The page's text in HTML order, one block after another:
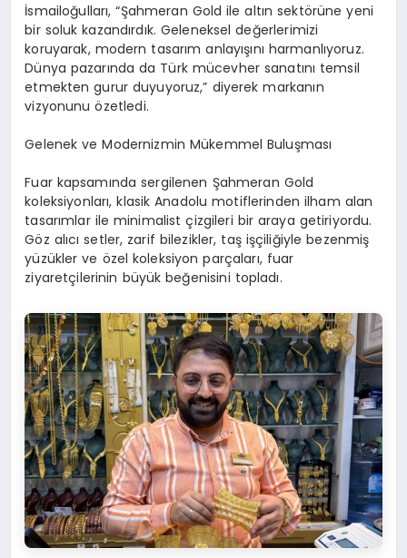
İsmailoğulları, “Şahmeran Gold ile altın sektörüne yeni
bir soluk kazandırdık. Geleneksel değerlerimizi
koruyarak, modern tasarım anlayışını harmanlıyoruz.
Dünya pazarında da Türk mücevher sanatını temsil
etmekten gurur duyuyoruz,” diyerek markanın
vizyonunu özetledi.
Gelenek ve Modernizmin Mükemmel Buluşması
Fuar kapsamında sergilenen Şahmeran Gold
koleksiyonları, klasik Anadolu motiflerinden ilham alan
tasarımlar ile minimalist çizgileri bir araya getiriyordu.
Göz alıcı setler, zarif bilezikler, taş işçiliğiyle bezenmiş
yüzükler ve özel koleksiyon parçaları, fuar
ziyaretçilerinin büyük beğenisini topladı.